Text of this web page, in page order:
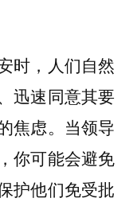
时，人们自然
迅速同意其要
焦虑。当领导
你可能会避免
护他们免受批